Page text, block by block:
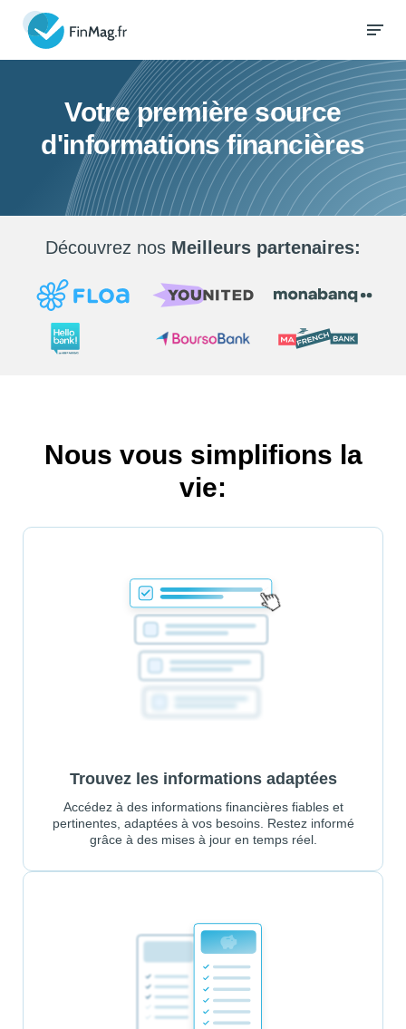
Votre première source
d'informations financières
Découvrez nos Meilleurs partenaires:
Nous vous simplifions la
vie:
Trouvez les informations adaptées
Accédez à des informations financières fiables et
pertinentes, adaptées à vos besoins. Restez informé
grâce à des mises à jour en temps réel.